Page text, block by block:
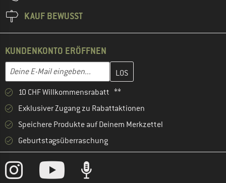
KAUF BEWUSST
KUNDENKONTO ERÖFFNEN
E-Mail-Adresse
Gib hier deine E-Mail-Adresse ein und erstelle im nächsten
10 CHF Willkommensrabatt **
Exklusiver Zugang zu Rabattaktionen
Speichere Produkte auf Deinem Merkzettel
Geburtstagsüberraschung